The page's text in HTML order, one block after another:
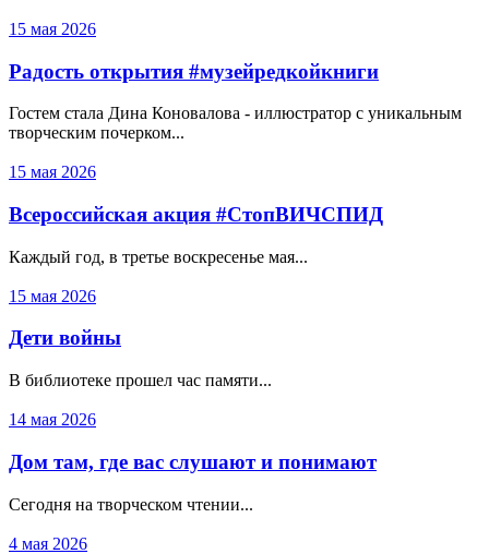
15 мая 2026
Радость открытия #музейредкойкниги
Гостем стала Дина Коновалова - иллюстратор с уникальным
творческим почерком...
15 мая 2026
Всероссийская акция #СтопВИЧСПИД
Каждый год, в третье воскресенье мая...
15 мая 2026
Дети войны
В библиотеке прошел час памяти...
14 мая 2026
Дом там, где вас слушают и понимают
Сегодня на творческом чтении...
4 мая 2026